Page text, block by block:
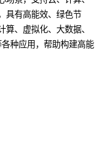
具有高能效、绿色节
、虚拟化、大数据、
种应用，帮助构建高能